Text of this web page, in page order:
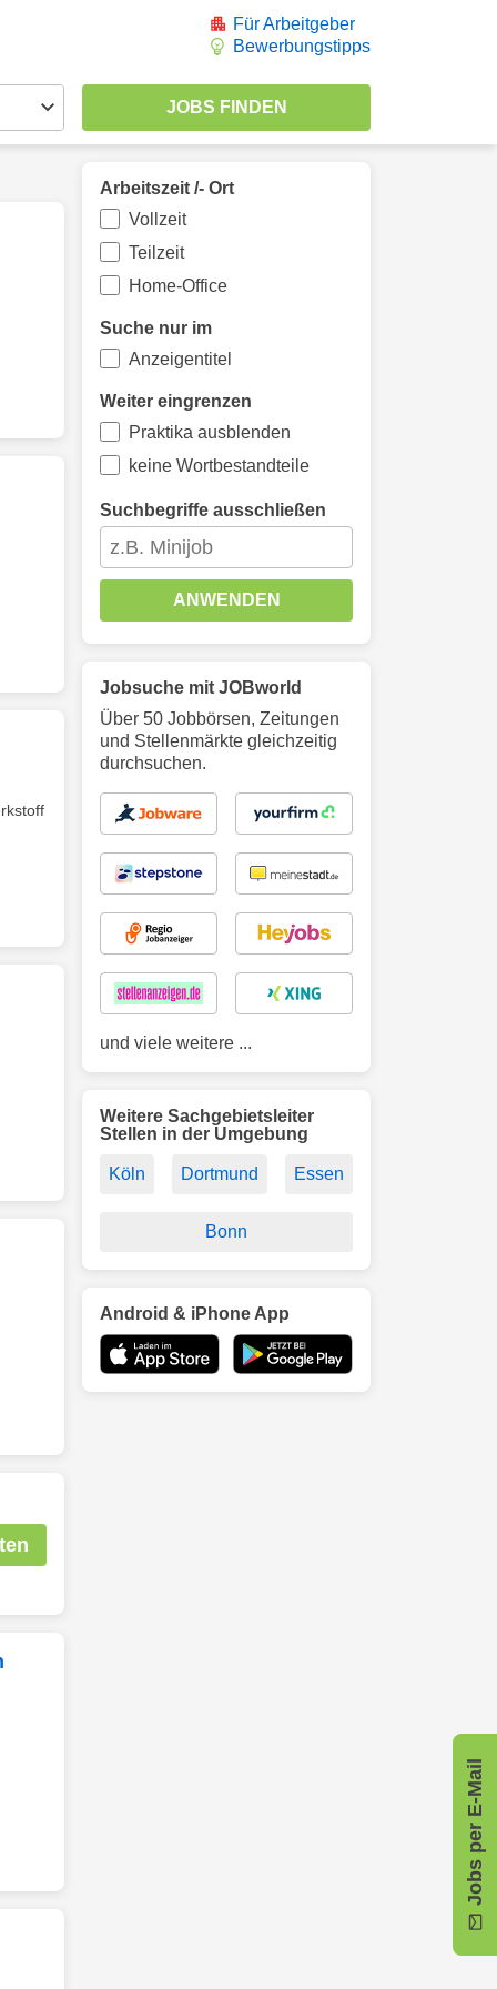
Für Arbeitgeber
Bewerbungstipps
Jobs per E-Mail
Arbeitszeit /- Ort
Vollzeit
Teilzeit
Home-Office
Suche nur im
Anzeigentitel
Weiter eingrenzen
Praktika ausblenden
keine Wortbestandteile
Suchbegriffe ausschließen
ANWENDEN
Jobsuche mit JOBworld
Über 50 Jobbörsen, Zeitungen
und Stellenmärkte gleichzeitig
durchsuchen.
und viele weitere ...
Weitere Sachgebietsleiter
Stellen in der Umgebung
Köln Dortmund Essen
Bonn
Android & iPhone App